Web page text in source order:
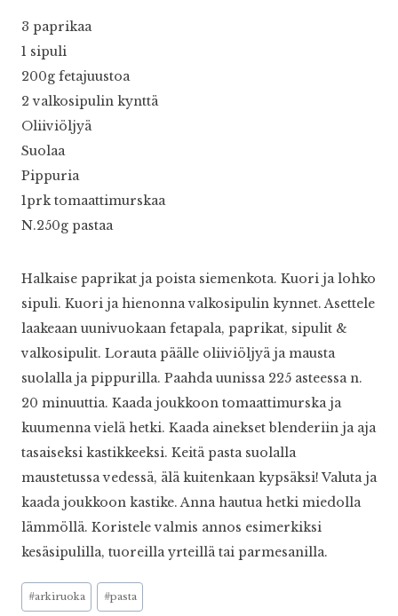
3 paprikaa
1 sipuli
200g fetajuustoa
2 valkosipulin kynttä
Oliiviöljyä
Suolaa
Pippuria
1prk tomaattimurskaa
N.250g pastaa
Halkaise paprikat ja poista siemenkota. Kuori ja lohko
sipuli. Kuori ja hienonna valkosipulin kynnet. Asettele
laakeaan uunivuokaan fetapala, paprikat, sipulit &
valkosipulit. Lorauta päälle oliiviöljyä ja mausta
suolalla ja pippurilla. Paahda uunissa 225 asteessa n.
20 minuuttia. Kaada joukkoon tomaattimurska ja
kuumenna vielä hetki. Kaada ainekset blenderiin ja aja
tasaiseksi kastikkeeksi. Keitä pasta suolalla
maustetussa vedessä, älä kuitenkaan kypsäksi! Valuta ja
kaada joukkoon kastike. Anna hautua hetki miedolla
lämmöllä. Koristele valmis annos esimerkiksi
kesäsipulilla, tuoreilla yrteillä tai parmesanilla.
Avainsanat:
#arkiruoka #pasta